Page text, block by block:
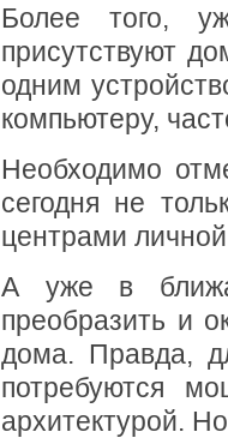
Более того,
присутствуют
одним
компьютеру,
Необходимо
сегодня не
центрами
А уже в
преобразить и
дома. Правда,
потребуются
архитектурой.